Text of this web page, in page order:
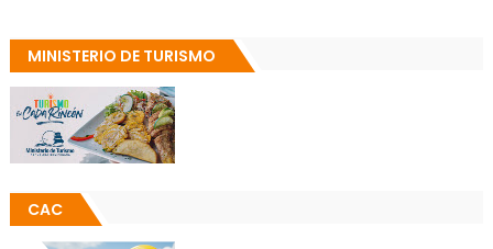
MINISTERIO DE TURISMO
CAC